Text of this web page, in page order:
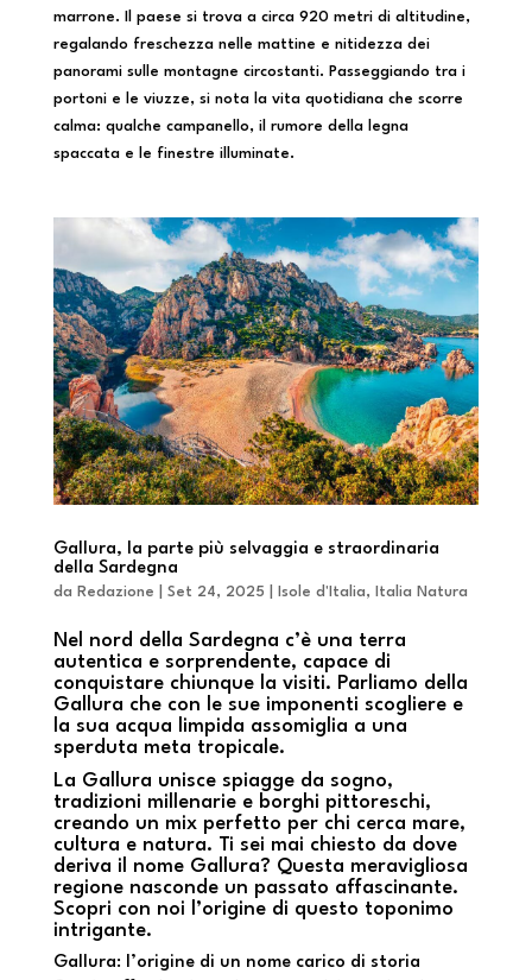
marrone. Il paese si trova a circa 920 metri di altitudine,
regalando freschezza nelle mattine e nitidezza dei
panorami sulle montagne circostanti. Passeggiando tra i
portoni e le viuzze, si nota la vita quotidiana che scorre
calma: qualche campanello, il rumore della legna
spaccata e le finestre illuminate.
Gallura, la parte più selvaggia e straordinaria
della Sardegna
da Redazione Set 24, 2025 Isole d'Italia, Italia Natura
Nel nord della Sardegna c’è una terra
autentica e sorprendente, capace di
conquistare chiunque la visiti. Parliamo della
Gallura che con le sue imponenti scogliere e
la sua acqua limpida assomiglia a una
sperduta meta tropicale.
La Gallura unisce spiagge da sogno,
tradizioni millenarie e borghi pittoreschi,
creando un mix perfetto per chi cerca mare,
cultura e natura. Ti sei mai chiesto da dove
deriva il nome Gallura? Questa meravigliosa
regione nasconde un passato affascinante.
Scopri con noi l’origine di questo toponimo
intrigante.
Gallura: l’origine di un nome carico di storia